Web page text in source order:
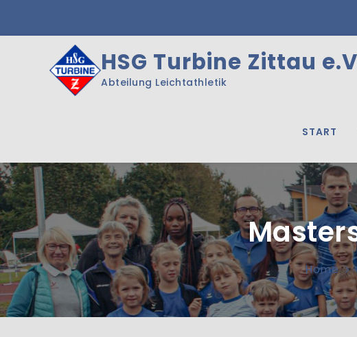
content
HSG Turbine Zittau
Abteilung Leichtathletik
START
Home